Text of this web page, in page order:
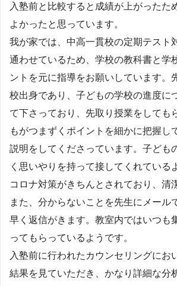
入塾前と比較すると成績が上がったた
よかったと思っています。
我が家では、中高一貫校の定期テスト
通わせているため、学校の教科書と学
ントを元に指導をお願いしています。
校出身であり、子どもの学校の進度に
て下さっており、先取り授業をしても
もがつまずくポイントを細かに把握し
説明をしてくださっています。子ども
く思いやりを持って接してくれている
コロナ対策がきちんとされており、清
また、分からないことを先生にメール
早く返信がきます。教室内ではいつも
ってもらっているようです。
入塾前に行われたカウンセリングにお
結果を見ていただき、かなり詳細な分